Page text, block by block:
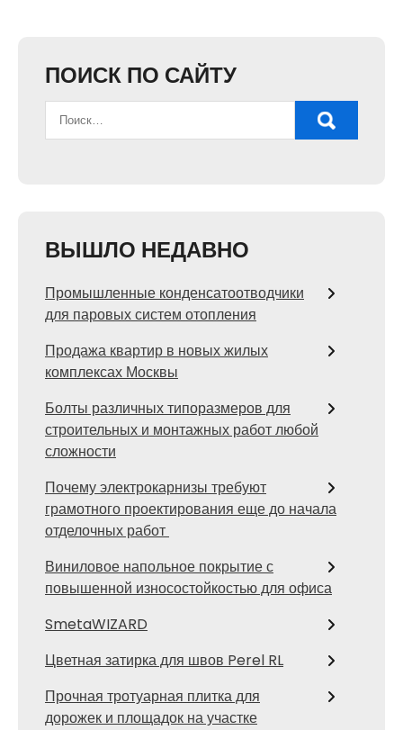
ПОИСК ПО САЙТУ
ВЫШЛО НЕДАВНО
Промышленные конденсатоотводчики
для паровых систем отопления
Продажа квартир в новых жилых
комплексах Москвы
Болты различных типоразмеров для
строительных и монтажных работ любой
сложности
Почему электрокарнизы требуют
грамотного проектирования еще до начала
отделочных работ
Виниловое напольное покрытие с
повышенной износостойкостью для офиса
SmetaWIZARD
Цветная затирка для швов Perel RL
Прочная тротуарная плитка для
дорожек и площадок на участке